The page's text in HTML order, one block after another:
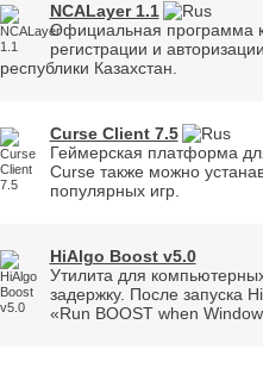
NCALayer 1.1
Официальная программа
регистрации и
республики Казахстан.
Curse Client 7.5
Геймерская платформа
Curse также можно
популярных игр.
HiAlgo Boost v5.0
Утилита для
задержку. После запуска
«Run BOOST when